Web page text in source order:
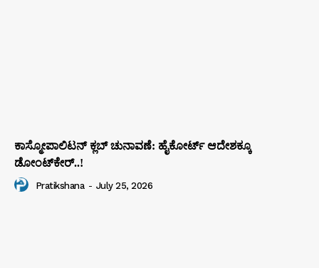
ಕಾಸ್ಮೋಪಾಲಿಟನ್‌ ಕ್ಲಬ್‌ ಚುನಾವಣೆ: ಹೈಕೋರ್ಟ್‌ ಆದೇಶಕ್ಕೂ
ಡೋಂಟ್‌ಕೇರ್‌..!
Pratikshana - July 25, 2026